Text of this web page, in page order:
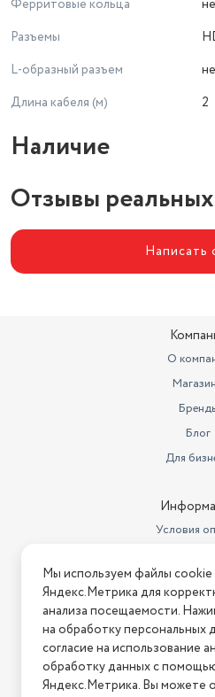
Ферритовые кольца
Разъемы
L-образный разъем
Длина кабеля (м)
2
Наличие
Отзывы
Написать
О
Блог
Для
Условия
Условия
Нашли ошибку на сайте?
2026 © Интернет-магазин
Мы используем файлы cookie
Яндекс.Метрика для
анализа посещаемости.
на обработку персональных
согласие на использование
обработку данных с
Яндекс.Метрика. Вы можете